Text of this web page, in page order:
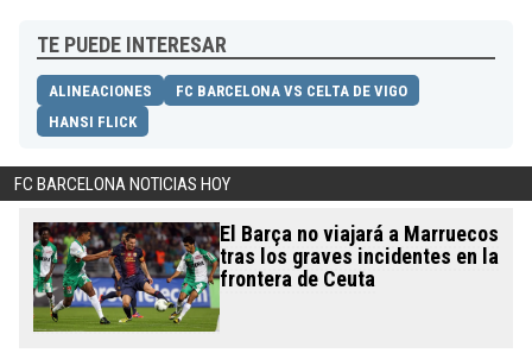
TE PUEDE INTERESAR
ALINEACIONES
FC BARCELONA VS CELTA DE VIGO
HANSI FLICK
FC BARCELONA NOTICIAS HOY
El Barça no viajará a Marruecos
tras los graves incidentes en la
frontera de Ceuta